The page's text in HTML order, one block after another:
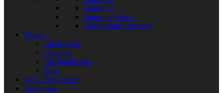
Galaxy A
Samsung Watch
Наушники Samsung
Dyson
Пылесосы
Стайлер
Выпрямитель
Фен
Sony PlayStation
Акустика